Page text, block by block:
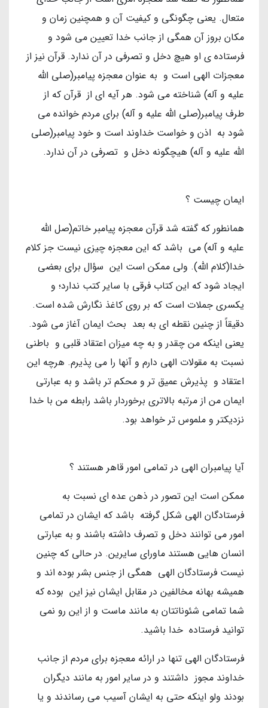
متعال. یعنی چگونگی و کیفیت آن و همچنین زمان و
مکان بروز آن همگی از جانب خدا تعیین می شود و
فرستاده ی او هیچ دخل و تصرفی در آن ندارد. قرآن نیز از
معجزات الهی است و به عنوان معجزه پیامبر(صلی الله
علیه و آله) شناخته می شود. هر آیه ای از قرآن که از
طرف پیامبر(صلی الله علیه و آله) برای مردم خوانده می
شود به اذن و خواست خداوند است و خود پیامبر(صلی
الله علیه و آله) هیچگونه دخل و تصرفی در آن ندارد.
ایمان چیست ؟
همانطور که گفته شد قرآن معجزه پیامبر خاتم(صل الله
علیه و آله) می باشد که این معجزه چیزی نیست جز کلام
خدا(کلام الله). ولی ممکن است این سؤال برای بعضی
ایجاد شود که این کتاب فرقی با سایر کتب ندارد؛ و
یکسری جملات است که بر روی کاغذ نگارش شده است.
دقیقاً از چنین نقطه ای به بعد بحث ایمان آغاز می شود.
یعنی اینکه من چقدر و به چه میزان اعتقاد قلبی و باطنی
نسبت به مقولات الهی دارم و آنها را می پذیرم. هرچه این
اعتقاد و پذیرش عمیق تر و محکم تر باشد و به عبارتی
ایمان من از مرتبه بالاتری برخوردار باشد رابطه من با خدا
نزدیکتر و ملموس تر خواهد بود.
آیا پیامبران الهی در تمامی امور قاهر هستند ؟
ممکن است این تصور در ذهن عده ای نسبت به
فرستادگان الهی شکل گرفته باشد که ایشان در تمامی
امور می توانند دخل و تصرف داشته باشند و به عبارتی
انسان هایی هستند ماورای سایرین. در حالی که چنین
نیست فرستادگان الهی همگی از جنس بشر بوده اند و
همیشه بهانه مخالفین در مقابل ایشان نیز این بوده که
شما تمامی شئوناتتان به مانند ماست و از این رو نمی
توانید فرستاده خدا باشید.
فرستادگان الهی تنها در ارائه معجزه برای مردم از جانب
خداوند مجوز داشتند و در سایر امور به مانند دیگران
بودند ولو اینکه حتی به ایشان آسیب می رساندند و یا